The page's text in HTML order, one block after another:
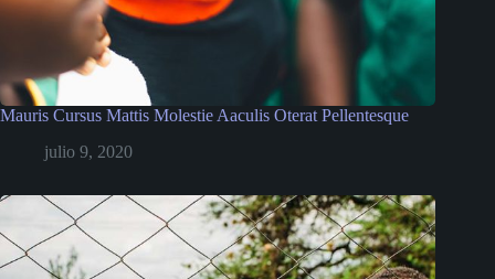
Mauris Cursus Mattis Molestie Aaculis Oterat Pellentesque
julio 9, 2020